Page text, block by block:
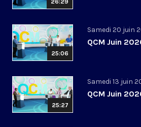
26:29
25:06
Samedi 20 juin
QCM Juin
25:27
Samedi 13 juin
QCM Juin